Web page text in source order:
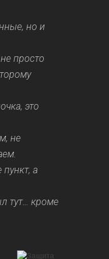
но и
просто
это
не
а
тут… кроме